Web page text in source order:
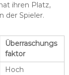
ihren Platz,
der Spieler.
Überraschungs
faktor
Hoch